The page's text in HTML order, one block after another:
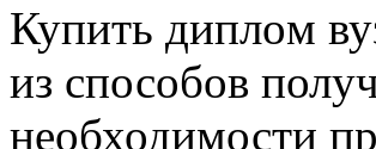
Купить диплoм
из способов
необходимости